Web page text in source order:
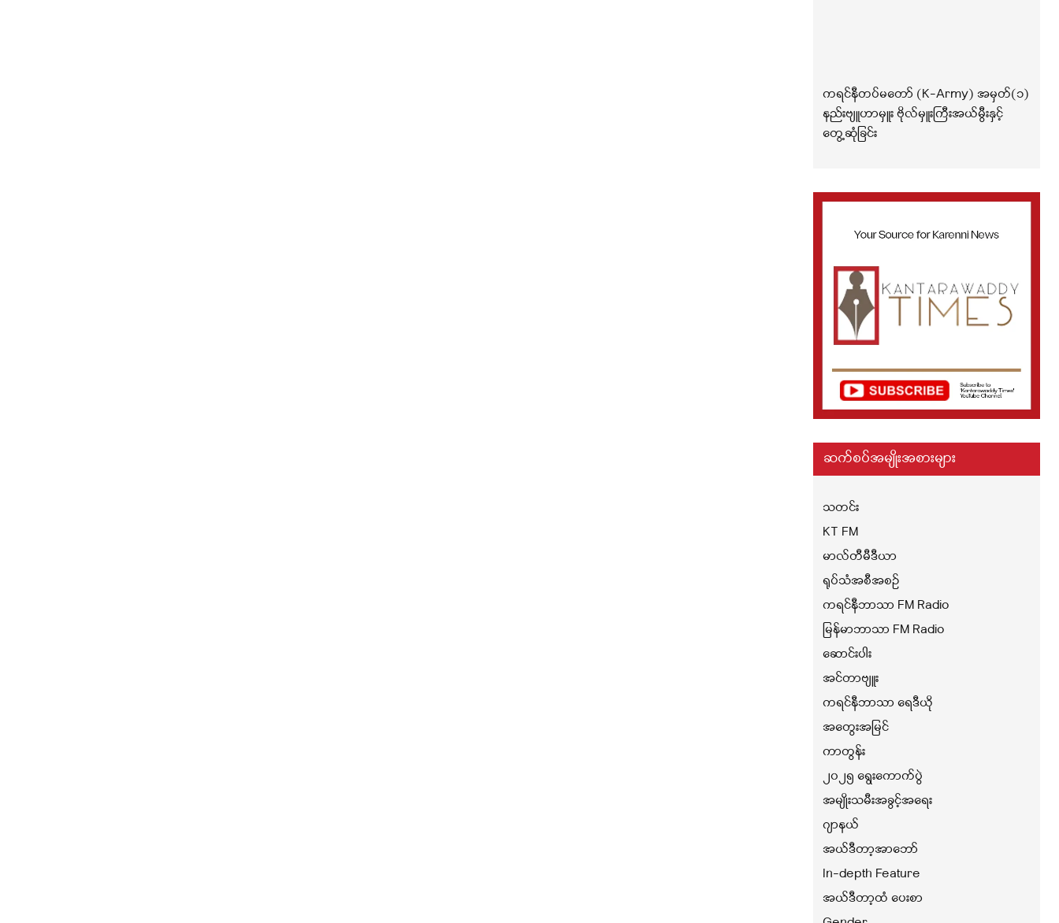
ကရင်နီတပ်မတော် (K-Army) အမှတ်(၁)
နည်းဗျူဟာမှူး ဗိုလ်မှူးကြီးအယ်မွီးနှင့်
တွေ့ဆုံခြင်း
ဆက်စပ်အမျိုးအစားများ
သတင်း
KT FM
မာလ်တီမီဒီယာ
ရုပ်သံအစီအစဉ်
ကရင်နီဘာသာ FM Radio
မြန်မာဘာသာ FM Radio
ဆောင်းပါး
အင်တာဗျူး
ကရင်နီဘာသာ ရေဒီယို
အတွေးအမြင်
ကာတွန်း
၂၀၂၅ ရွေးကောက်ပွဲ
အမျိုးသမီးအခွင့်အရေး
ဂျာနယ်
အယ်ဒီတာ့အာဘော်
In-depth Feature
အယ်ဒီတာ့ထံ ပေးစာ